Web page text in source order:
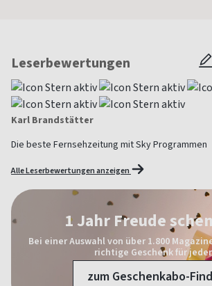
Leserbewertungen
Karl Brandstätter
Die beste Fernsehzeitung mit Sky Programmen
Alle Leserbewertungen anzeigen
1 Jahr Freude
Bei einer Auswahl von über 1.800
richtige Geschenk für
zum Geschenkabo-